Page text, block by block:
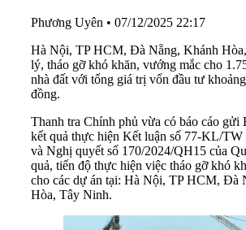
Phương Uyên • 07/12/2025 22:17
Hà Nội, TP HCM, Đà Nẵng, Khánh
lý, tháo gỡ khó khăn, vướng mắc cho
nhà đất với tổng giá trị vốn đầu tư
đồng.
Thanh tra Chính phủ vừa có báo cáo gửi
kết quả thực hiện Kết luận số 77-KL/
và Nghị quyết số 170/2024/QH15 của
quả, tiến độ thực hiện việc tháo gỡ khó
cho các dự án tại: Hà Nội, TP HCM, Đà
Hòa, Tây Ninh.